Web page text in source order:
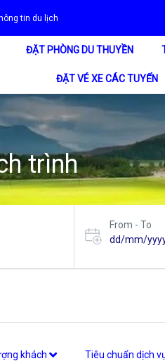
tin du lịch
ĐẶT PHÒNG DU THUYỀN
ĐẶT VÉ XE CÁC TUYẾN
trình
From - To
dd/mm/
khách Tiêu chuẩn dịch